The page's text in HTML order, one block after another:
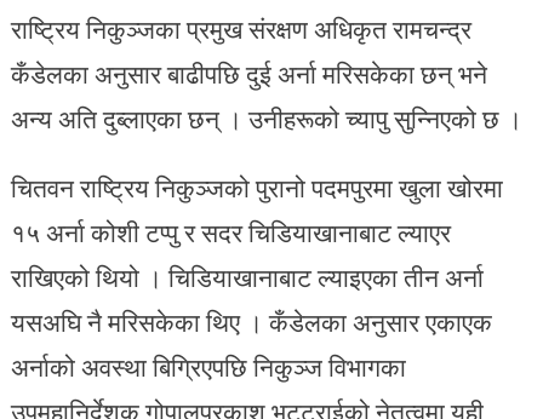
राष्ट्रिय निकुञ्जका प्रमुख संरक्षण अधिकृत रामचन्द्र
कँडेलका अनुसार बाढीपछि दुई अर्ना मरिसकेका छन् भने
अन्य अति दुब्लाएका छन् । उनीहरूको च्यापु सुन्निएको छ ।
चितवन राष्ट्रिय निकुञ्जको पुरानो पदमपुरमा खुला खोरमा
१५ अर्ना कोशी टप्पु र सदर चिडियाखानाबाट ल्याएर
राखिएको थियो । चिडियाखानाबाट ल्याइएका तीन अर्ना
यसअघि नै मरिसकेका थिए । कँडेलका अनुसार एकाएक
अर्नाको अवस्था बिग्रिएपछि निकुञ्ज विभागका
उपमहानिर्देशक गोपालप्रकाश भट्टराईको नेतृत्वमा यही